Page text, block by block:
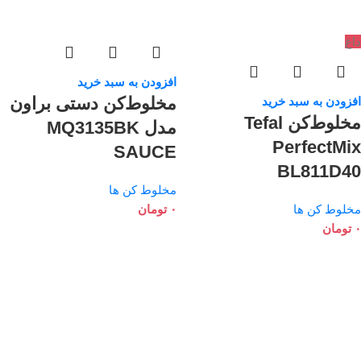
داغ
افزودن به سبد خرید
مخلوط‌کن Tefal
PerfectMix
BL811D40
مخلوط کن ها
۰ تومان
افزودن به سبد خرید
مخلوط‌کن دستی براون
مدل MQ3135BK
SAUCE
مخلوط کن ها
۰ تومان